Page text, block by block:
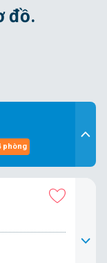
đồ.
phòng